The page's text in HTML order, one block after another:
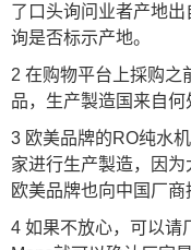
了口头询问业者产地
询是否标示产地。
2 在购物平台上採购之
品，生产製造国来自何
3 欧美品牌的RO纯水
家进行生产製造，因
欧美品牌也向中国厂商
4 如果不放心，可以请